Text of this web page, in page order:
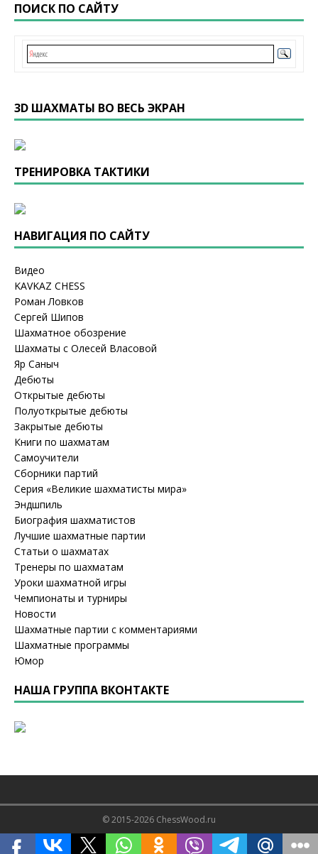
ПОИСК ПО САЙТУ
3D ШАХМАТЫ ВО ВЕСЬ ЭКРАН
ТРЕНИРОВКА ТАКТИКИ
НАВИГАЦИЯ ПО САЙТУ
Видео
KAVKAZ CHESS
Роман Ловков
Сергей Шипов
Шахматное обозрение
Шахматы с Олесей Власовой
Яр Саныч
Дебюты
Открытые дебюты
Полуоткрытые дебюты
Закрытые дебюты
Книги по шахматам
Самоучители
Сборники партий
Серия «Великие шахматисты мира»
Эндшпиль
Биография шахматистов
Лучшие шахматные партии
Статьи о шахматах
Тренеры по шахматам
Уроки шахматной игры
Чемпионаты и турниры
Новости
Шахматные партии с комментариями
Шахматные программы
Юмор
НАША ГРУППА ВКОНТАКТЕ
© 2015-2026 ChessWood.ru